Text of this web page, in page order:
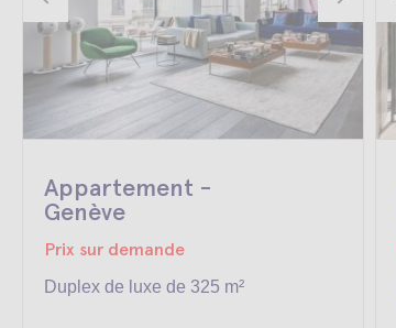
Appartement -
Genève
Prix sur demande
Duplex de luxe de 325 m²